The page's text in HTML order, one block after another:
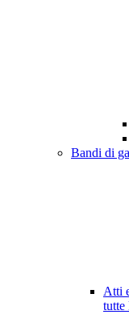
Bandi di
Atti
tutte